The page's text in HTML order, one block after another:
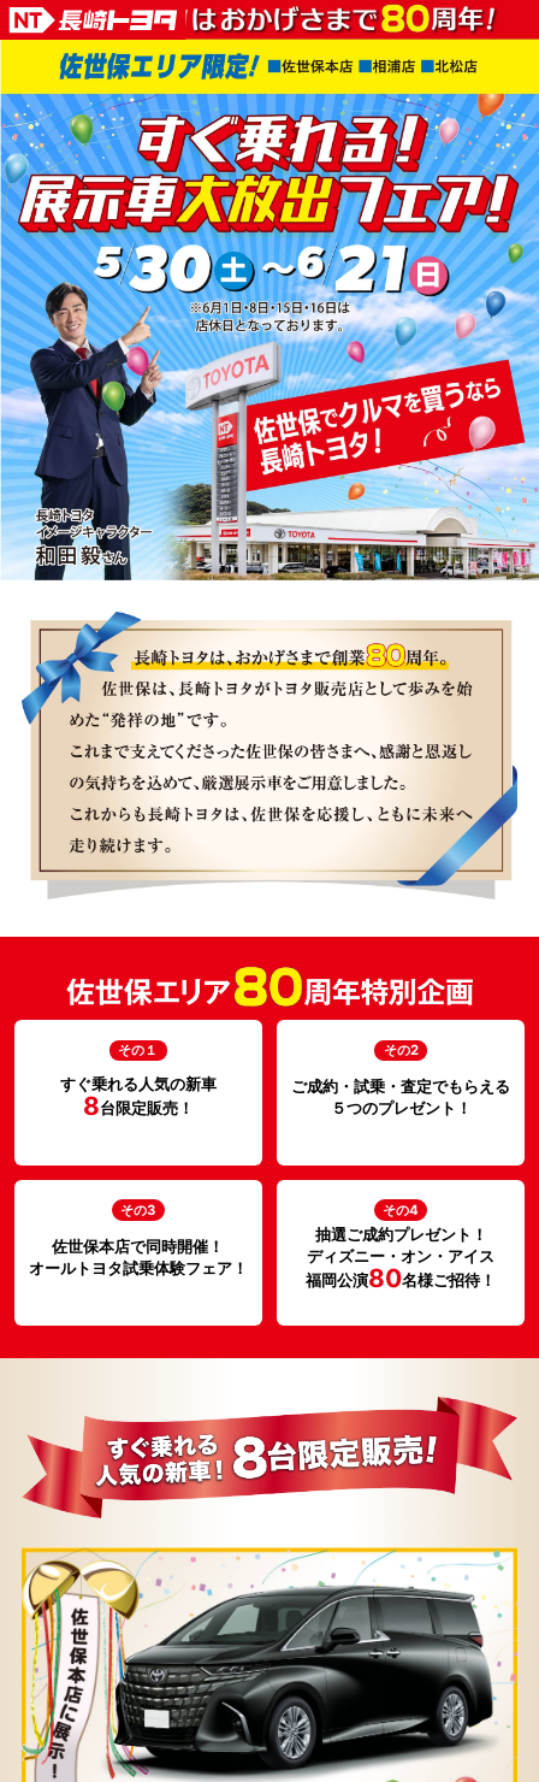
その１
すぐ乗れる人気の新車
8台限定販売！
その2
ご成約・試乗・査定でもらえる
５つのプレゼント！
その3
佐世保本店で同時開催！
オールトヨタ試乗体験フェア！
その4
抽選ご成約プレゼント！
ディズニー・オン・アイス
福岡公演80名様ご招待！